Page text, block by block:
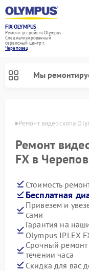
FIX-OLYMPUS
Ремонт устройств Olympus
Специализированный
cервисный центр г.
Череповец
Мы
Ремонт видеоскопа
Ремонт
FX в
Стоимость
Бесплатная
Привезем и
сами
Гарантия на
Olympus IPLEX
Срочный ремонт
течении часа
Скидка для вас